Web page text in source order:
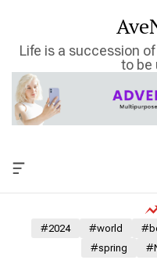
n
Life is a succession
to be
O
#2024 #world
#spring